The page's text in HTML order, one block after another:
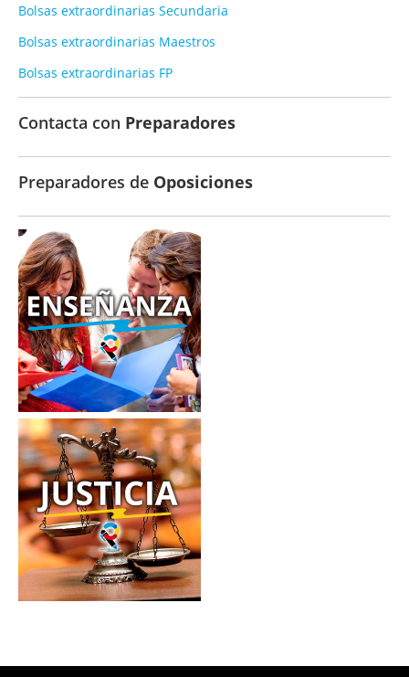
Bolsas extraordinarias Secundaria
Bolsas extraordinarias Maestros
Bolsas extraordinarias FP
Contacta con Preparadores
Preparadores de Oposiciones